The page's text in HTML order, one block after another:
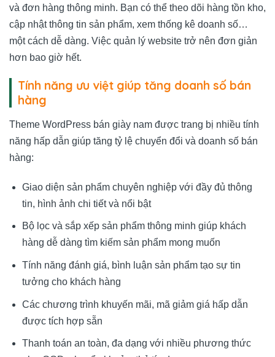
và đơn hàng thông minh. Bạn có thể theo dõi hàng tồn kho,
cập nhật thông tin sản phẩm, xem thống kê doanh số…
một cách dễ dàng. Việc quản lý website trở nên đơn giản
hơn bao giờ hết.
Tính năng ưu việt giúp tăng doanh số bán
hàng
Theme WordPress bán giày nam được trang bị nhiều tính
năng hấp dẫn giúp tăng tỷ lệ chuyển đổi và doanh số bán
hàng:
Giao diện sản phẩm chuyên nghiệp với đầy đủ thông
tin, hình ảnh chi tiết và nổi bật
Bộ lọc và sắp xếp sản phẩm thông minh giúp khách
hàng dễ dàng tìm kiếm sản phẩm mong muốn
Tính năng đánh giá, bình luận sản phẩm tạo sự tin
tưởng cho khách hàng
Các chương trình khuyến mãi, mã giảm giá hấp dẫn
được tích hợp sẵn
Thanh toán an toàn, đa dạng với nhiều phương thức